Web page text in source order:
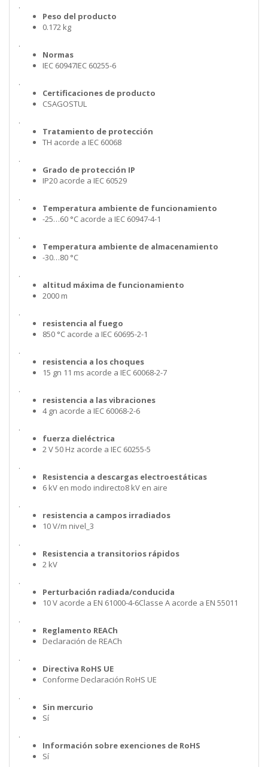
.
Peso del producto
0.172 kg
.
Normas
IEC 60947IEC 60255-6
.
Certificaciones de producto
CSAGOSTUL
.
Tratamiento de protección
TH acorde a IEC 60068
.
Grado de protección IP
IP20 acorde a IEC 60529
.
Temperatura ambiente de funcionamiento
-25…60 °C acorde a IEC 60947-4-1
.
Temperatura ambiente de almacenamiento
-30…80 °C
.
altitud máxima de funcionamiento
2000 m
.
resistencia al fuego
850 °C acorde a IEC 60695-2-1
.
resistencia a los choques
15 gn 11 ms acorde a IEC 60068-2-7
.
resistencia a las vibraciones
4 gn acorde a IEC 60068-2-6
.
fuerza dieléctrica
2 V 50 Hz acorde a IEC 60255-5
.
Resistencia a descargas electroestáticas
6 kV en modo indirecto8 kV en aire
.
resistencia a campos irradiados
10 V/m nivel_3
.
Resistencia a transitorios rápidos
2 kV
.
Perturbación radiada/conducida
10 V acorde a EN 61000-4-6Classe A acorde a EN 55011
.
Reglamento REACh
Declaración de REACh
.
Directiva RoHS UE
Conforme Declaración RoHS UE
.
Sin mercurio
Sí
.
Información sobre exenciones de RoHS
Sí